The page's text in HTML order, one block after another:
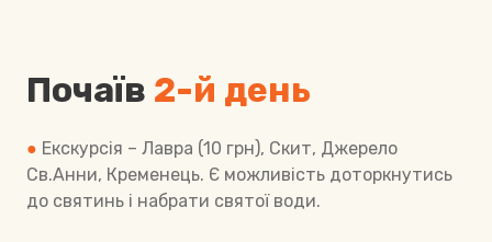
Почаїв 2-й день
● Екскурсія – Лавра (10 грн), Скит, Джерело
Св.Анни, Кременець. Є можливість доторкнутись
до святинь і набрати святої води.